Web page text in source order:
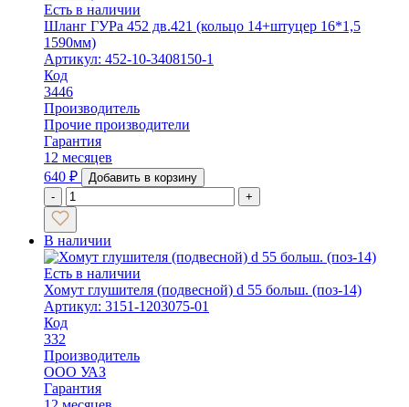
Есть в наличии
Шланг ГУРа 452 дв.421 (кольцо 14+штуцер 16*1,5
1590мм)
Артикул: 452-10-3408150-1
Код
3446
Производитель
Прочие производители
Гарантия
12 месяцев
640 ₽
Добавить в корзину
-
+
В наличии
Есть в наличии
Хомут глушителя (подвесной) d 55 больш. (поз-14)
Артикул: 3151-1203075-01
Код
332
Производитель
ООО УАЗ
Гарантия